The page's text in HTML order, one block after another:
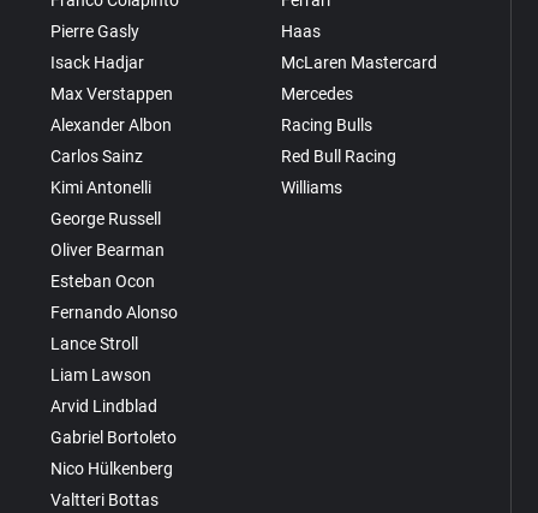
Pierre Gasly
Isack Hadjar
Max Verstappen
Alexander Albon
Carlos Sainz
Kimi Antonelli
George Russell
Oliver Bearman
Esteban Ocon
Fernando Alonso
Lance Stroll
Liam Lawson
Arvid Lindblad
Gabriel Bortoleto
Nico Hülkenberg
Valtteri Bottas
Haas
McLaren Mastercard
Mercedes
Racing Bulls
Red Bull Racing
Williams